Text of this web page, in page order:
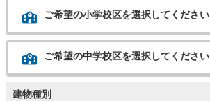
ご希望の小学校区を選択してください
ご希望の中学校区を選択してください
建物種別